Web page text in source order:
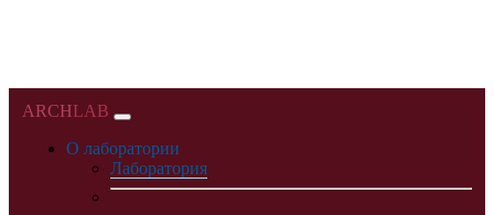
ARCHLAB
О лаборатории
Лаборатория